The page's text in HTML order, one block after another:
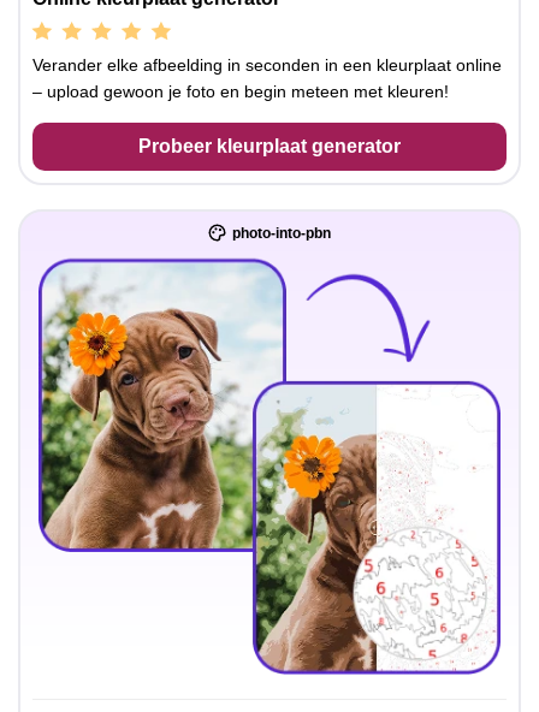
Verander elke afbeelding in seconden in een kleurplaat online
– upload gewoon je foto en begin meteen met kleuren!
Probeer kleurplaat generator
photo-into-pbn